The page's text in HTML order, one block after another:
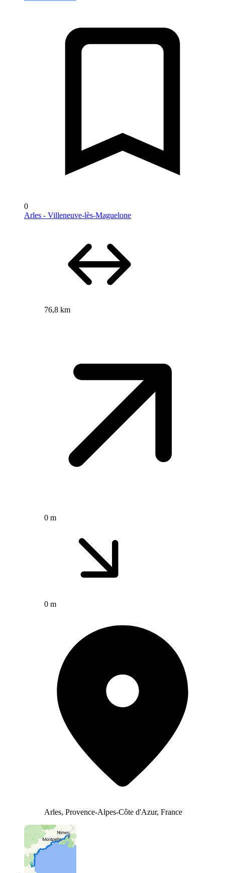
0
Arles - Villeneuve-lès-Maguelone
76,8 km
0 m
0 m
Arles, Provence-Alpes-Côte d'Azur, France